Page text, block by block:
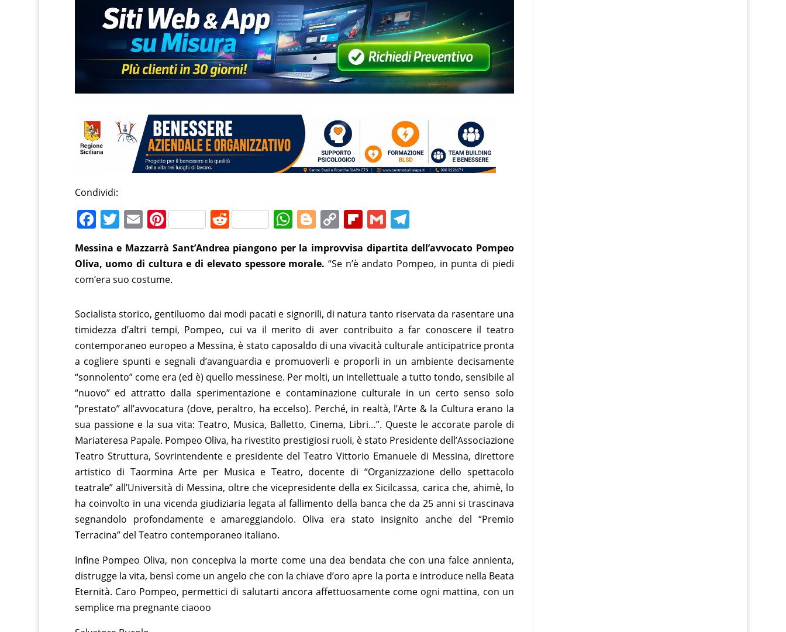
Condividi:
F
a
c
e
o
o
k
T
w
itt
er
E
ai
l
Pi
nt
er
e
R
e
d
di
W
h
at
s
p
p
Bl
g
g
C
p
y
n
k
Fl
ip
b
o
d
G
m
ai
l
T
el
e
gr
m
Messina e Mazzarrà Sant’Andrea piangono per la improvvisa dipartita dell’avvocato Pompeo
Oliva, uomo di cultura e di elevato spessore morale. “Se n’è andato Pompeo, in punta di piedi
com’era suo costume.
Socialista storico, gentiluomo dai modi pacati e signorili, di natura tanto riservata da rasentare una
timidezza d’altri tempi, Pompeo, cui va il merito di aver contribuito a far conoscere il teatro
contemporaneo europeo a Messina, è stato caposaldo di una vivacità culturale anticipatrice pronta
a cogliere spunti e segnali d’avanguardia e promuoverli e proporli in un ambiente decisamente
“sonnolento” come era (ed è) quello messinese. Per molti, un intellettuale a tutto tondo, sensibile al
“nuovo” ed attratto dalla sperimentazione e contaminazione culturale in un certo senso solo
“prestato” all’avvocatura (dove, peraltro, ha eccelso). Perché, in realtà, l’Arte & la Cultura erano la
sua passione e la sua vita: Teatro, Musica, Balletto, Cinema, Libri…”. Queste le accorate parole di
Mariateresa Papale. Pompeo Oliva, ha rivestito prestigiosi ruoli, è stato Presidente dell’Associazione
Teatro Struttura, Sovrintendente e presidente del Teatro Vittorio Emanuele di Messina, direttore
artistico di Taormina Arte per Musica e Teatro, docente di “Organizzazione dello spettacolo
teatrale” all’Università di Messina, oltre che vicepresidente della ex Sicilcassa, carica che, ahimè, lo
ha coinvolto in una vicenda giudiziaria legata al fallimento della banca che da 25 anni si trascinava
segnandolo profondamente e amareggiandolo. Oliva era stato insignito anche del “Premio
Terracina” del Teatro contemporaneo italiano.
Infine Pompeo Oliva, non concepiva la morte come una dea bendata che con una falce annienta,
distrugge la vita, bensì come un angelo che con la chiave d’oro apre la porta e introduce nella Beata
Eternità. Caro Pompeo, permettici di salutarti ancora affettuosamente come ogni mattina, con un
semplice ma pregnante ciaooo